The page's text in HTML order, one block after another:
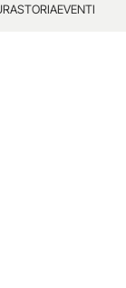
STORIAEVENTI